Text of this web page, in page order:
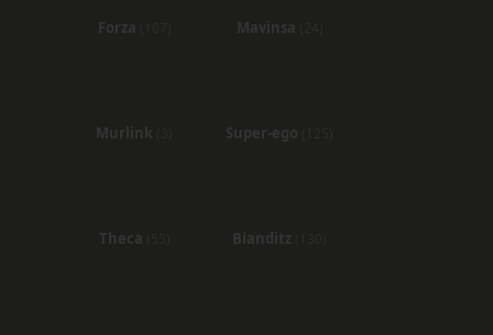
Forza Mavinsa
Murlink Super-ego
Theca Bianditz